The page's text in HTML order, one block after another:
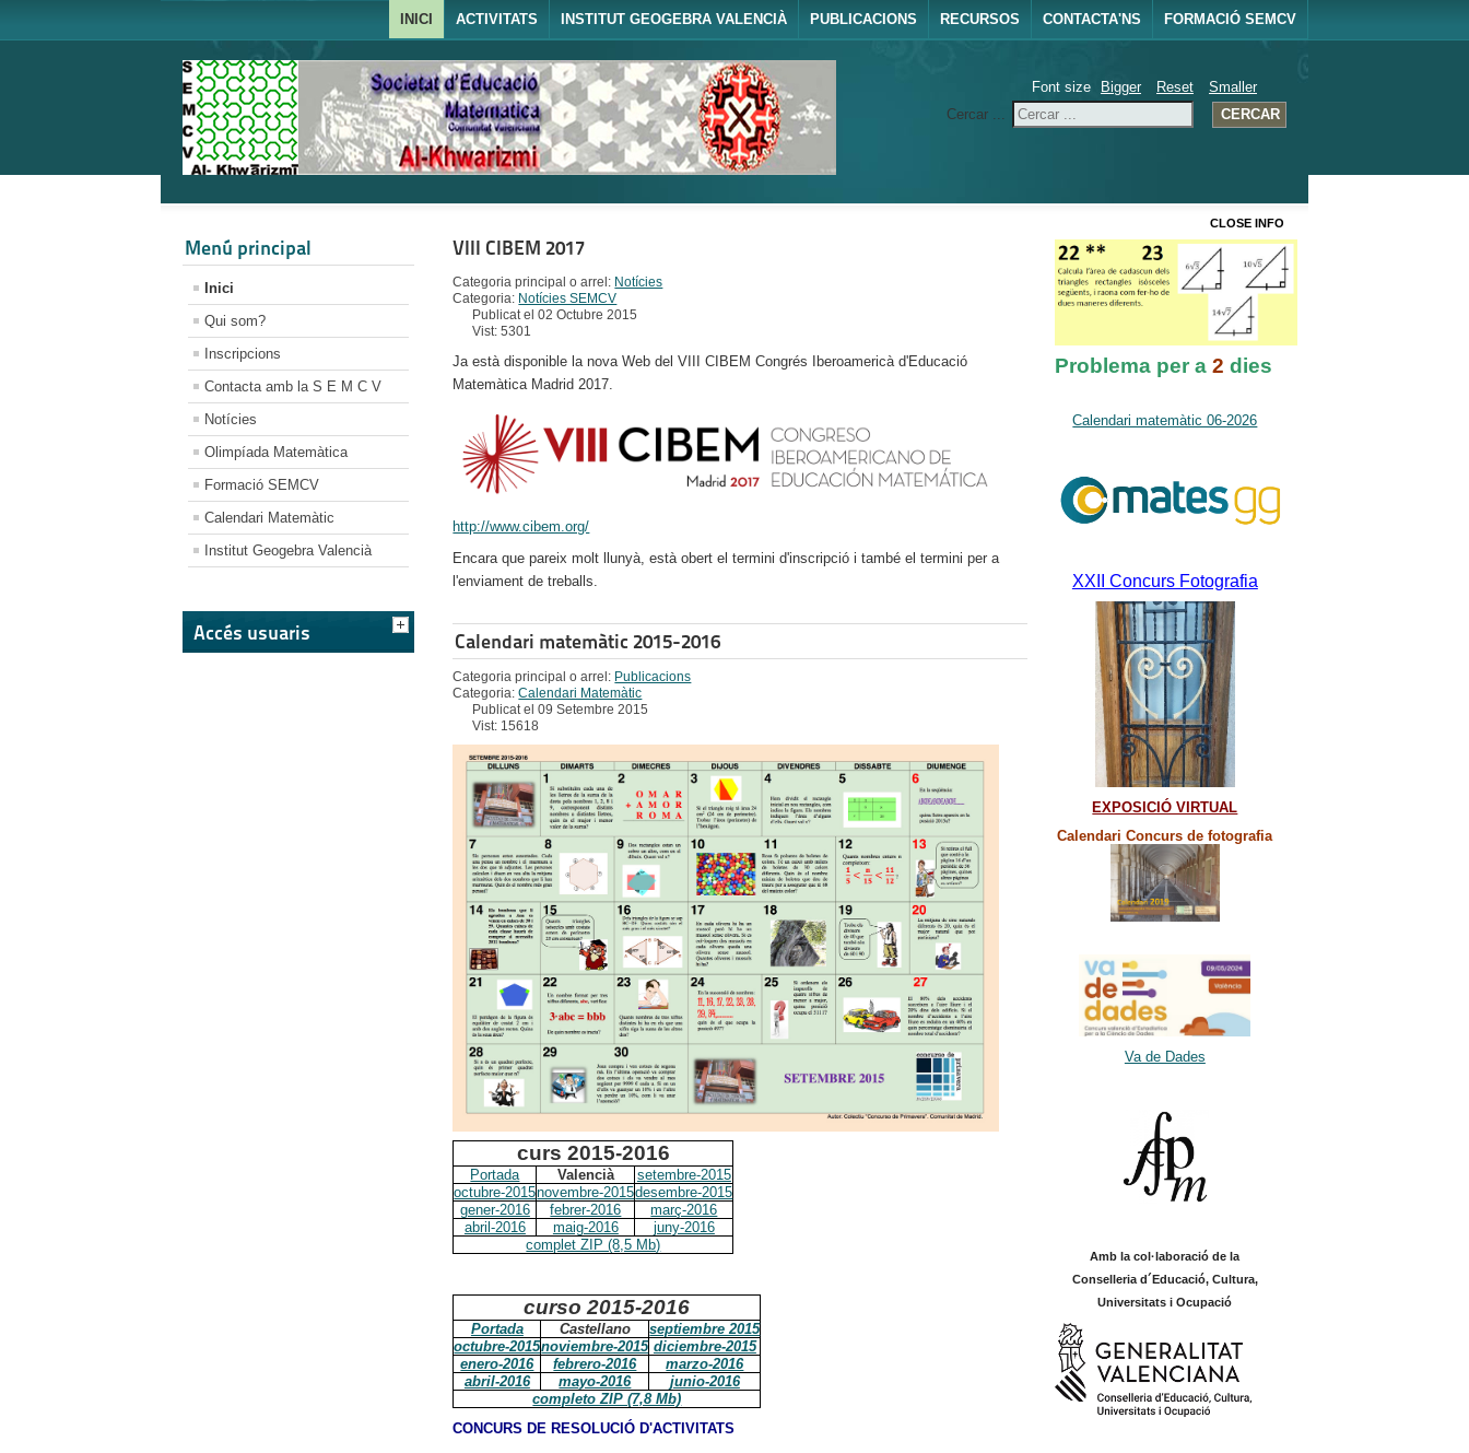
INICI ACTIVITATS INSTITUT GEOGEBRA VALENCIÀ PUBLICACIONS RECURSOS CONTACTA'NS FORMACIÓ SEMCV
Font size Bigger Reset
Smaller
Cercar ...
CERCAR
Menú principal
Inici
Qui som?
Inscripcions
Contacta amb la S E M C V
Notícies
Olimpíada Matemàtica
Formació SEMCV
Calendari Matemàtic
Institut Geogebra Valencià
Accés usuaris
VIII CIBEM 2017
Categoria principal o arrel: Notícies
Categoria: Notícies SEMCV
Publicat el 02 Octubre 2015
Vist: 5301
Ja està disponible la nova Web del VIII CIBEM Congrés Iberoamericà d'Educació
Matemàtica Madrid 2017.
http://www.cibem.org/
Encara que pareix molt llunyà, està obert el termini d'inscripció i també el termini per a
l'enviament de treballs.
Calendari matemàtic 2015-2016
Categoria principal o arrel: Publicacions
Categoria:Calendari Matemàtic
Publicat el 09 Setembre 2015
Vist: 15618
curs 2015-2016
Portada Valencià
setembre-2015
octubre-2015novembre-2015desembre-2015
gener-2016
febrer-2016
març-2016
abril-2016
maig-2016
juny-2016
complet ZIP (8,5 Mb)
curso 2015-2016
Portada Castellano
septiembre 2015
octubre-2015noviembre-2015 diciembre-2015
enero-2016
febrero-2016
marzo-2016
abril-2016
mayo-2016
junio-2016
completo ZIP (7,8 Mb)
CONCURS DE RESOLUCIÓ D'ACTIVITATS
CLOSE INFO
Problema per a 2 dies
Calendari matemàtic 06-2026
XXII Concurs Fotografia
EXPOSICIÓ VIRTUAL
Calendari Concurs de fotografia
Va de Dades
Amb la col·laboració de la
Conselleria d´Educació, Cultura,
Universitats i Ocupació